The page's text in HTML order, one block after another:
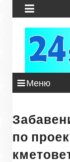

Меню
по